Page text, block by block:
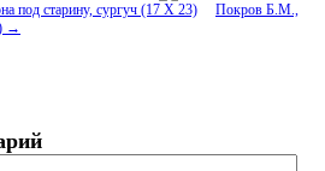
под старину, сургуч (17 Х 23)
Покров Б.М.,
→